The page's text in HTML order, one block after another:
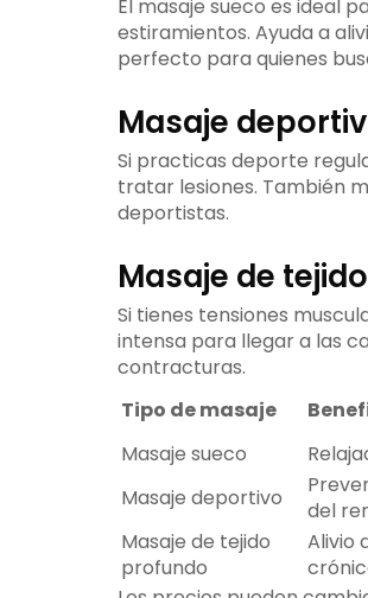
El masaje sueco es ideal
estiramientos. Ayuda a
perfecto para quienes
Masaje
Si practicas deporte
tratar lesiones. También
deportistas.
Masaje de
Si tienes tensiones
intensa para llegar a las
contracturas.
Tipo de masaje
Masaje sueco
Masaje deportivo
del
Masaje de tejido
profundo
Alivio